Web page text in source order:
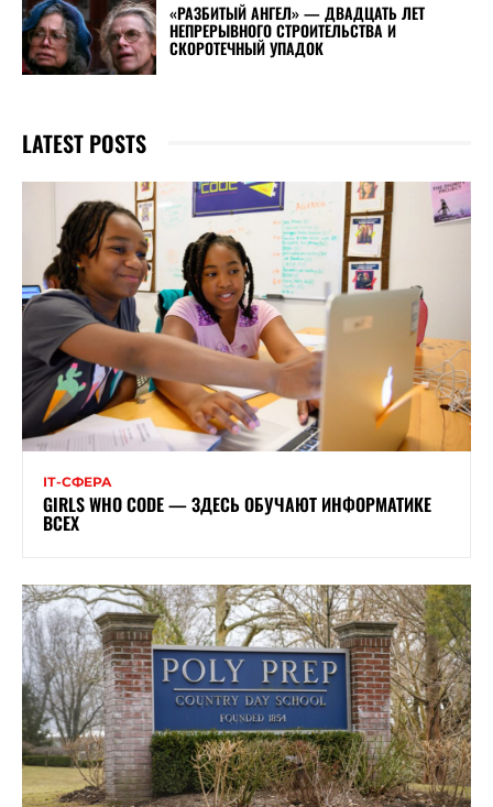
«РАЗБИТЫЙ АНГЕЛ» — ДВАДЦАТЬ ЛЕТ
НЕПРЕРЫВНОГО СТРОИТЕЛЬСТВА И
СКОРОТЕЧНЫЙ УПАДОК
LATEST POSTS
ІТ-СФЕРА
GIRLS WHO CODE — ЗДЕСЬ ОБУЧАЮТ ИНФОРМАТИКЕ
ВСЕХ